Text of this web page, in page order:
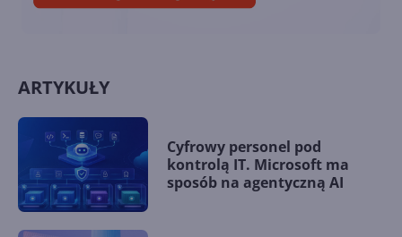
ARTYKUŁY
Cyfrowy personel pod
kontrolą IT. Microsoft ma
sposób na agentyczną AI